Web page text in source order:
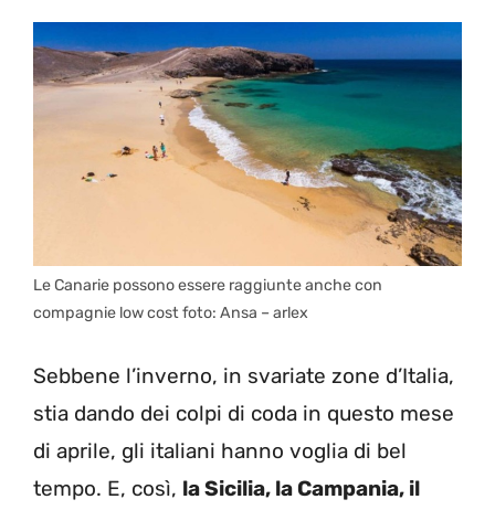
Le Canarie possono essere raggiunte anche con
compagnie low cost foto: Ansa – arlex
Sebbene l’inverno, in svariate zone d’Italia,
stia dando dei colpi di coda in questo mese
di aprile, gli italiani hanno voglia di bel
tempo. E, così, la Sicilia, la Campania, il